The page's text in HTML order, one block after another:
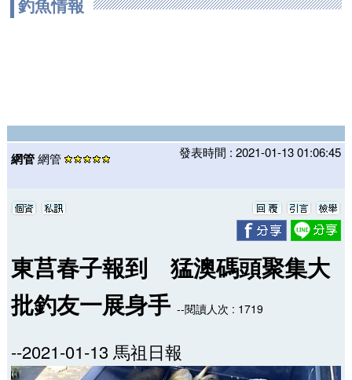
釣魚情報
網管網管 發表時間 : 2021-01-13 01:06:45
東莒春子報到 猛澳碼頭聚集大
批釣友一展身手 --閱讀人次 : 1719
--2021-01-13 馬祖日報